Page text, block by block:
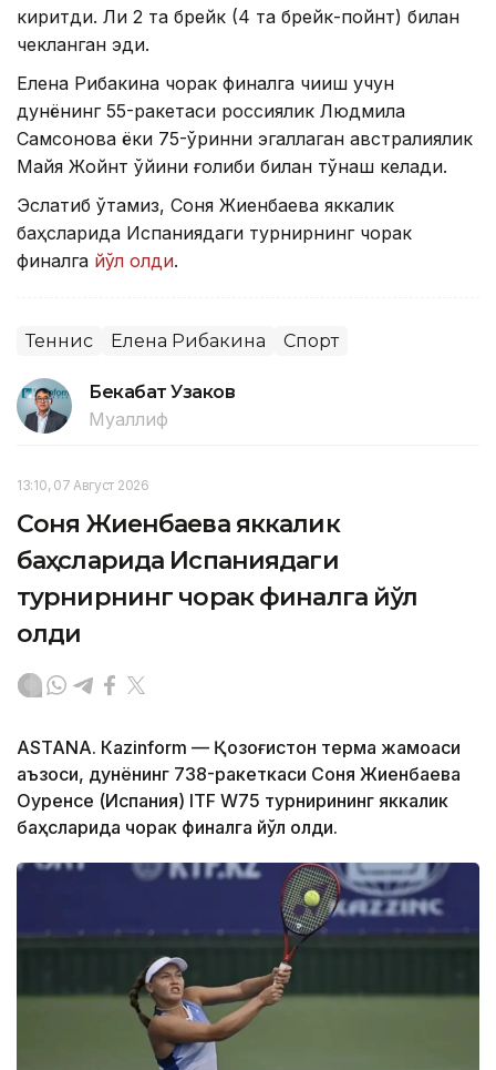
киритди. Ли 2 та брейк (4 та брейк-пойнт) билан
чекланган эди.
Елена Рибакина чорак финалга чиқиш учун
дунёнинг 55-ракетаси россиялик Людмила
Самсонова ёки 75-ўринни эгаллаган австралиялик
Майя Жойнт ўйини ғолиби билан тўқнаш келади.
Эслатиб ўтамиз, Соня Жиенбаева яккалик
баҳсларида Испаниядаги турнирнинг чорак
финалга йўл олди.
Теннис Елена Рибакина Спорт
Бекабат Узаков
Муаллиф
13:10, 07 Август 2026
Соня Жиенбаева яккалик
баҳсларида Испаниядаги
турнирнинг чорак финалга йўл
олди
ASTANА. Кazinform — Қозоғистон терма жамоаси
аъзоси, дунёнинг 738-ракеткаси Соня Жиенбаева
Оуренсе (Испания) ITF W75 турнирининг яккалик
баҳсларида чорак финалга йўл олди.